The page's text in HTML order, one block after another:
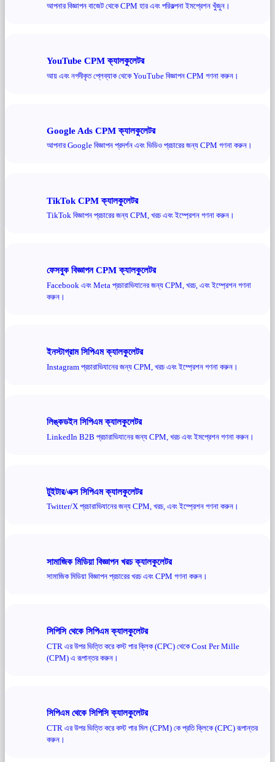
আপনার বিজ্ঞাপন বাজেট থেকে CPM হার এবং পরিকল্পনা ইমপ্রেশন খুঁজুন।
YouTube CPM ক্যালকুলেটর
আয় এবং নগদীকৃত প্লেব্যাক থেকে YouTube বিজ্ঞাপন CPM গণনা করুন।
Google Ads CPM ক্যালকুলেটর
আপনার Google বিজ্ঞাপন প্রদর্শন এবং ভিডিও প্রচারের জন্য CPM গণনা করুন।
TikTok CPM ক্যালকুলেটর
TikTok বিজ্ঞাপন প্রচারের জন্য CPM, খরচ এবং ইম্প্রেশন গণনা করুন।
ফেসবুক বিজ্ঞাপন CPM ক্যালকুলেটর
Facebook এবং Meta প্রচারাভিযানের জন্য CPM, খরচ, এবং ইম্প্রেশন গণনা
করুন।
ইনস্টাগ্রাম সিপিএম ক্যালকুলেটর
Instagram প্রচারাভিযানের জন্য CPM, খরচ এবং ইম্প্রেশন গণনা করুন।
লিঙ্কডইন সিপিএম ক্যালকুলেটর
LinkedIn B2B প্রচারাভিযানের জন্য CPM, খরচ এবং ইমপ্রেশন গণনা করুন।
টুইটার/এক্স সিপিএম ক্যালকুলেটর
Twitter/X প্রচারাভিযানের জন্য CPM, খরচ, এবং ইম্প্রেশন গণনা করুন।
সামাজিক মিডিয়া বিজ্ঞাপন খরচ ক্যালকুলেটর
সামাজিক মিডিয়া বিজ্ঞাপন প্রচারের খরচ এবং CPM গণনা করুন।
সিপিসি থেকে সিপিএম ক্যালকুলেটর
CTR এর উপর ভিত্তি করে কস্ট পার ক্লিক (CPC) থেকে Cost Per Mille
(CPM) এ রূপান্তর করুন।
সিপিএম থেকে সিপিসি ক্যালকুলেটর
CTR এর উপর ভিত্তি করে কস্ট পার মিল (CPM) কে প্রতি ক্লিকে (CPC) রূপান্তর
করুন।